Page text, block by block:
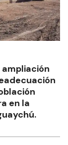
en la